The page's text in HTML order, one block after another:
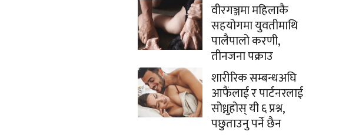
वीरगञ्जमा महिलाकै
सहयोगमा युवतीमाथि
पालैपालो करणी,
तीनजना पक्राउ
शारीरिक सम्बन्धअघि
आफैंलाई र पार्टनरलाई
सोध्नुहोस् यी ६ प्रश्न,
पछुताउनु पर्ने छैन